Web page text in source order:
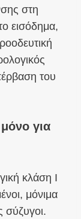
στη
εισόδημα,
του
για
κλάση I
μόνιμα
σύζυγοι.